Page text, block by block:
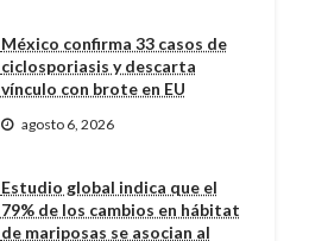
México confirma 33 casos de
ciclosporiasis y descarta
vínculo con brote en EU
agosto 6, 2026
Estudio global indica que el
79% de los cambios en hábitat
de mariposas se asocian al